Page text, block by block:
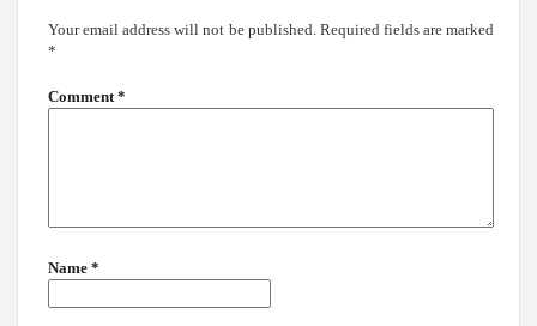
Your email address will not be published. Required fields are marked
*
Comment*
Name *